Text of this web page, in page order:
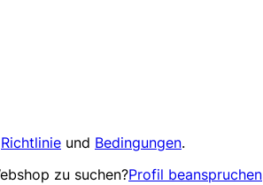
Richtlinie und Bedingungen.
zu suchen?Profil beanspruchen